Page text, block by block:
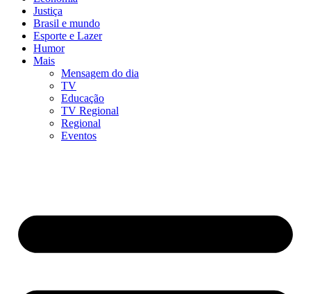
Justiça
Brasil e mundo
Esporte e Lazer
Humor
Mais
Mensagem do dia
TV
Educação
TV Regional
Regional
Eventos